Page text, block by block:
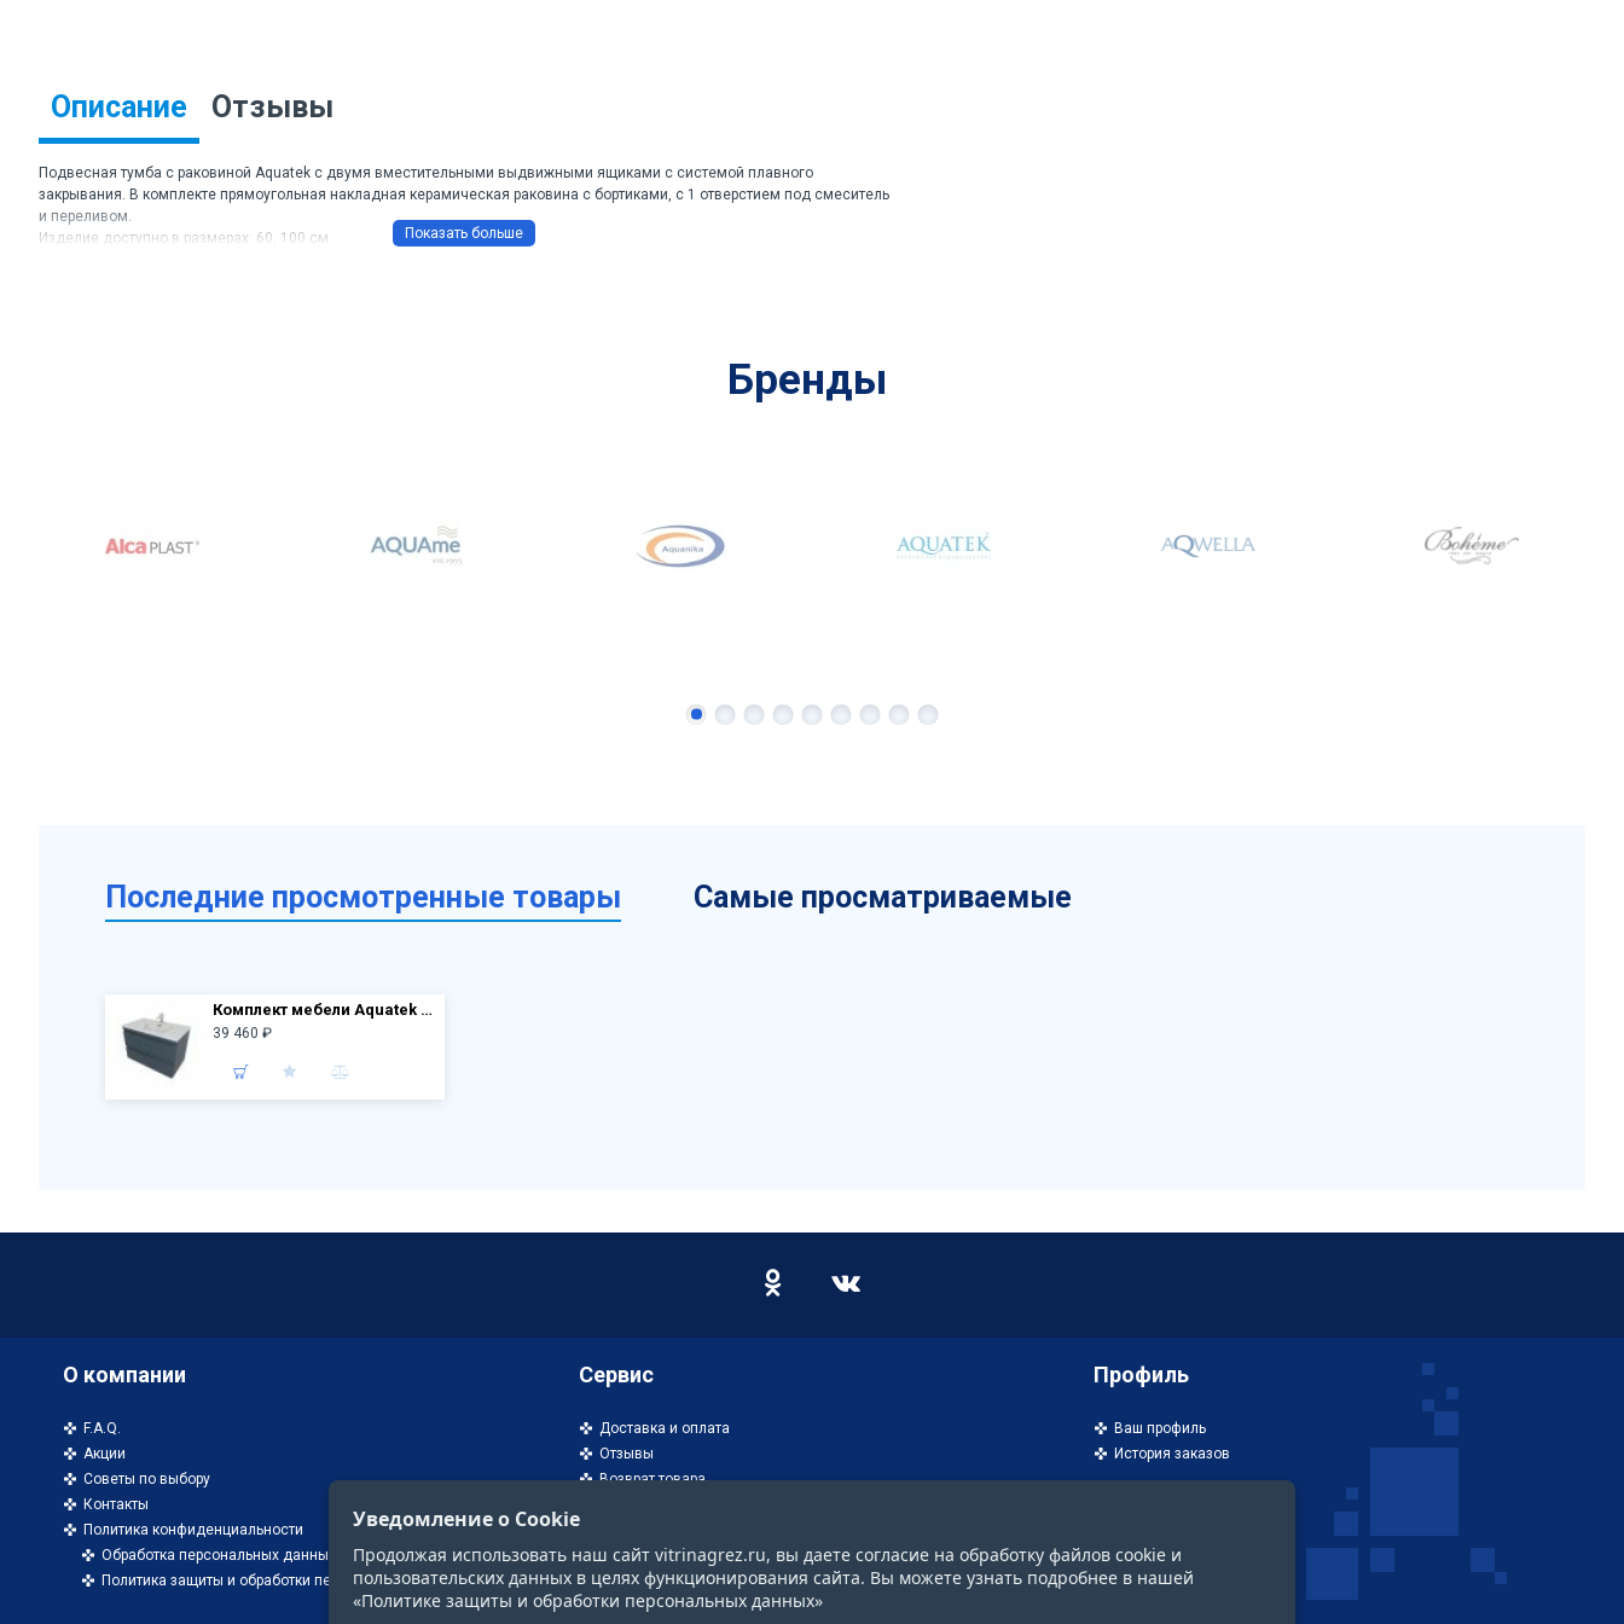
Описание Отзывы
Подвесная тумба с раковиной Aquatek с двумя вместительными выдвижными ящиками с системой плавного
закрывания. В комплекте прямоугольная накладная керамическая раковина с бортиками, с 1 отверстием под смеситель
и переливом.
Изделие доступно в размерах: 60, 100 см.
Бренды
Последние просмотренные товары Самые просматриваемые
Комплект мебели Aquatek Вега AQ77080-MG: Тумба 80 см с раковиной AQ0480-00, 2 ящика, серый матовый
39 460 ₽
О компании
F.A.Q.
Акции
Советы по выбору
Контакты
Политика конфиденциальности
Обработка персональных данных
Политика защиты и обработки персональных данных
Сервис
Доставка и оплата
Отзывы
Возврат товара
Профиль
Ваш профиль
История заказов
Уведомление о Cookie
Продолжая использовать наш сайт vitrinagrez.ru, вы даете согласие на обработку файлов cookie и
пользовательских данных в целях функционирования сайта. Вы можете узнать подробнее в нашей
«Политике защиты и обработки персональных данных»